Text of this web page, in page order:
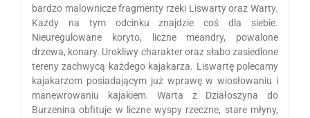
bardzo malownicze fragmenty rzeki Liswarty oraz Warty.
Każdy na tym odcinku znajdzie coś dla siebie.
Nieuregulowane koryto, liczne meandry, powalone
drzewa, konary. Urokliwy charakter oraz słabo zasiedlone
tereny zachwycą każdego kajakarza. Liswartę polecamy
kajakarzom posiadającym już wprawę w wiosłowaniu i
manewrowaniu kajakiem. Warta z Działoszyna do
Burzenina obfituje w liczne wyspy rzeczne, stare młyny,